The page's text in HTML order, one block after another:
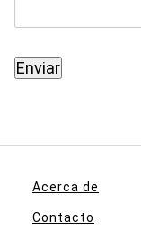
Acerca de
Contacto